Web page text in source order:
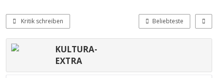
Kritik schreiben Beliebteste
KULTURA-
EXTRA